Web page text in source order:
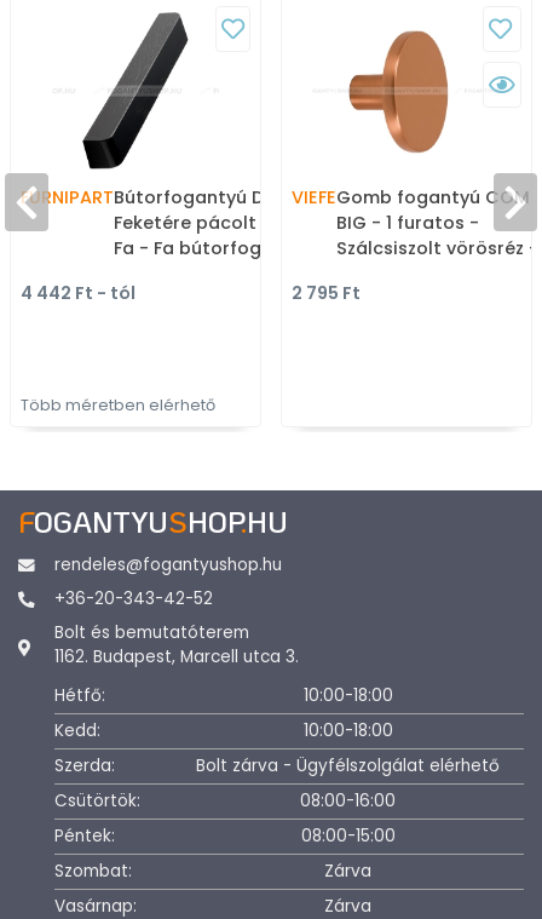
FURNIPARTBútorfogantyú DEGREE -
Feketére pácolt kőrisfa -
Fa - Fa bútorfogantyú
4 442 Ft - tól
Több méretben elérhető
VIEFEGomb fogantyú
BIG - 1 furatos -
Szálcsiszolt vörösréz -
Színes fém
2 795 Ft
FOGANTYUSHOP.HU
rendeles@fogantyushop.hu
+36-20-343-42-52
Bolt és bemutatóterem
1162. Budapest, Marcell utca 3.
Hétfő:
10:00-18:00
Kedd:
10:00-18:00
Szerda:
Bolt zárva - Ügyfélszolgálat elérhető
Csütörtök:
08:00-16:00
Péntek:
08:00-15:00
Szombat:
Zárva
Vasárnap:
Zárva